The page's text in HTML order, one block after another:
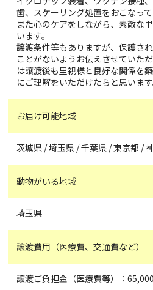
歯、スケーリング処置をおこなって
また心のケアをしながら、素敵な
います。
譲渡条件等もありますが、保護さ
ことがないようお伝えさせていた
は譲渡後も里親様と良好な関係を
にご理解をいただけたらと思います
お届け可能地域
茨城県 / 埼玉県 / 千葉県 / 東京都 /
動物がいる地域
埼玉県
譲渡費用（医療費、交通費など）
譲渡ご負担金（医療費等）：